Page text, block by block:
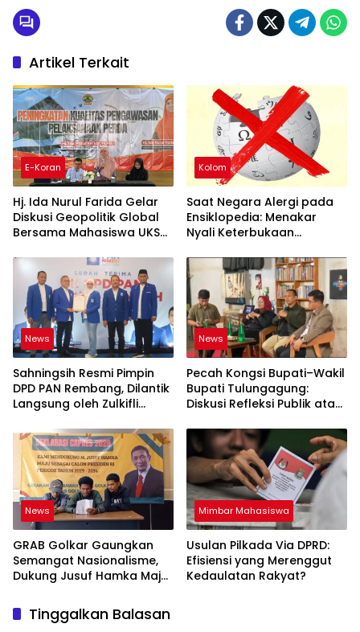
Artikel Terkait
E-Koran
Hj. Ida Nurul Farida Gelar
Diskusi Geopolitik Global
Bersama Mahasiswa UKSW
Kolom
Saat Negara Alergi pada
Ensiklopedia: Menakar
Nyali Keterbukaan
News
Sahningsih Resmi Pimpin
DPD PAN Rembang, Dilantik
Langsung oleh Zulkifli
News
Pecah Kongsi Bupati–Wakil
Bupati Tulungagung:
Diskusi Refleksi Publik atas
News
GRAB Golkar Gaungkan
Semangat Nasionalisme,
Dukung Jusuf Hamka Maju
Mimbar Mahasiswa
Usulan Pilkada Via DPRD:
Efisiensi yang Merenggut
Kedaulatan Rakyat?
Tinggalkan Balasan